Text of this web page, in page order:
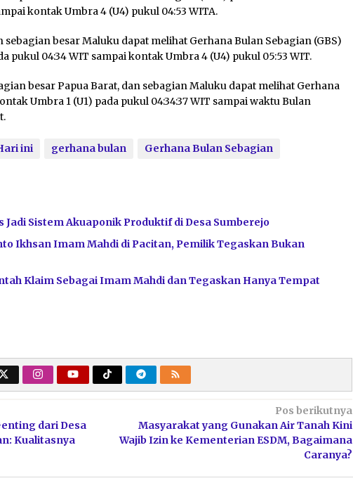
kontak Umbra 4 (U4) pukul 04:53 WITA.
besar Maluku dapat melihat Gerhana Bulan Sebagian (GBS)
pukul 04:34 WIT sampai kontak Umbra 4 (U4) pukul 05:53 WIT.
besar Papua Barat, dan sebagian Maluku dapat melihat Gerhana
Umbra 1 (U1) pada pukul 04:34:37 WIT sampai waktu Bulan
ini gerhana bulan
Gerhana Bulan Sebagian
Jadi Sistem Akuaponik Produktif di Desa Sumberejo
Ikhsan Imam Mahdi di Pacitan, Pemilik Tegaskan Bukan
Klaim Sebagai Imam Mahdi dan Tegaskan Hanya Tempat
dari Desa
Kualitasnya
Pos berikutnya
Masyarakat yang Gunakan Air Tanah Kini
Wajib Izin ke Kementerian ESDM, Bagaimana
Caranya?